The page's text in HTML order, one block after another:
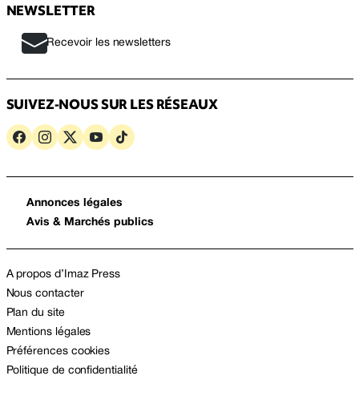
NEWSLETTER
Recevoir les newsletters
SUIVEZ-NOUS SUR LES RÉSEAUX
Annonces légales
Avis & Marchés publics
A propos d’Imaz Press
Nous contacter
Plan du site
Mentions légales
Préférences cookies
Politique de confidentialité